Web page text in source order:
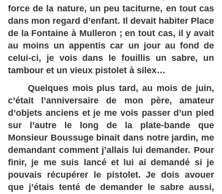
force de la nature, un peu taciturne, en tout cas
dans mon regard d’enfant. Il devait habiter Place
de la Fontaine à Mulleron ; en tout cas, il y avait
au moins un appentis car un jour au fond de
celui-ci, je vois dans le fouillis un sabre, un
tambour et un vieux pistolet à silex…
Quelques mois plus tard, au mois de juin,
c’était l’anniversaire de mon père, amateur
d’objets anciens et je me vois passer d’un pied
sur l’autre le long de la plate-bande que
Monsieur Boussuge binait dans notre jardin, me
demandant comment j’allais lui demander. Pour
finir, je me suis lancé et lui ai demandé si je
pouvais récupérer le pistolet. Je dois avouer
que j’étais tenté de demander le sabre aussi,